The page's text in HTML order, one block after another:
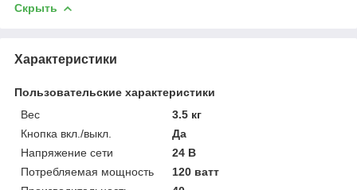
Скрыть
Характеристики
Пользовательские характеристики
Вес
3.5 кг
Кнопка вкл./выкл.
Да
Напряжение сети
24 В
Потребляемая мощность
120 ватт